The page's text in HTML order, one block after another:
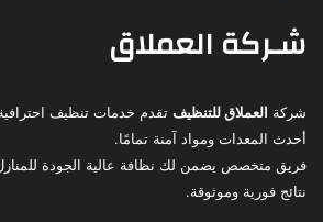
شـركة العملاق
شركة العملاق للتنظيف تقدم خدمات تنظيف
أحدث المعدات ومواد آمنة تمامًا.
فريق متخصص يضمن لك نظافة عالية الجودة
نتائج فورية وموثوقة.